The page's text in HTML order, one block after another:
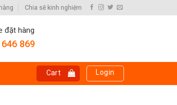
Chia sẽ kinh nghiệm
đặt hàng
869
Cart Login